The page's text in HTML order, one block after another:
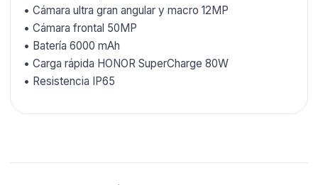
• Cámara ultra gran angular y macro 12MP
• Cámara frontal 50MP
• Batería 6000 mAh
• Carga rápida HONOR SuperCharge 80W
• Resistencia IP65